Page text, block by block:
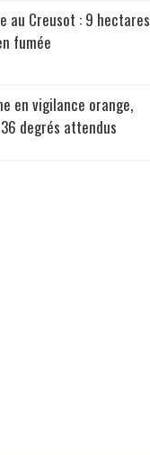
au Creusot : 9 hectares
fumée
en vigilance orange,
degrés attendus